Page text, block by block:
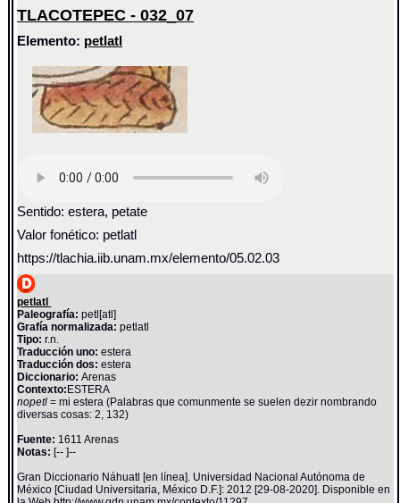
TLACOTEPEC - 032_07
Elemento: petlatl
Sentido: estera, petate
Valor fonético: petlatl
https://tlachia.iib.unam.mx/elemento/05.02.03
petlatl
Paleografía: petl[atl]
Grafía normalizada: petlatl
Tipo: r.n.
Traducción uno: estera
Traducción dos: estera
Diccionario:Arenas
Contexto: ESTERA
nopetl= mi estera (Palabras que comunmente se suelen dezir nombrando
diversas cosas: 2, 132)
Fuente: 1611 Arenas
Notas: [-- ]--
Gran Diccionario Náhuatl [en línea]. Universidad Nacional Autónoma de
México [Ciudad Universitaria, México D.F.]: 2012 [29-08-2020]. Disponible en